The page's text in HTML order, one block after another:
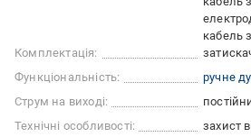
Комплектація:
кабель
Функціональність:
ручне
Струм на виході:
Технічні особливості:
захист